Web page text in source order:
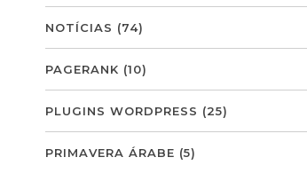
NOTÍCIAS (74)
PAGERANK (10)
PLUGINS WORDPRESS (25)
PRIMAVERA ÁRABE (5)